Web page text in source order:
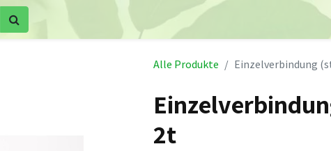
Kronensicherungen
Alle Produkte Einzelverbindung
2t